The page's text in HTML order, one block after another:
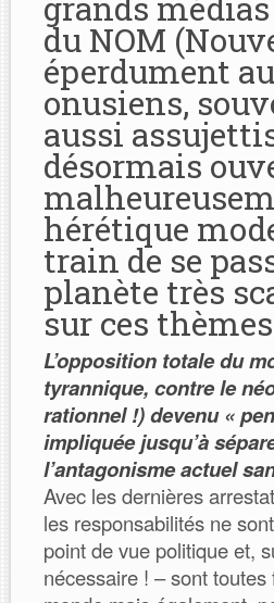
du NOM
éperdument
onusiens,
aussi
désormais
hérétique
train de se
planète très
sur ces
L’opposition totale du
tyrannique, contre le
rationnel !) devenu «
impliquée jusqu’à
l’antagonisme actuel
Avec les dernières
les responsabilités ne
point de vue politique et,
nécessaire ! – sont